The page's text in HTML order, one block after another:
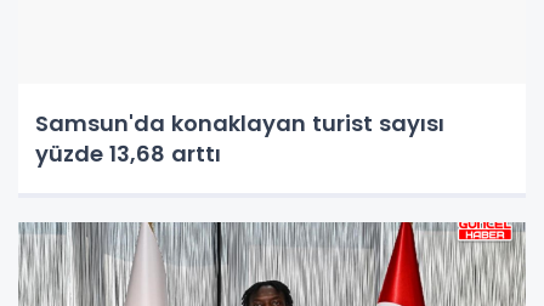
Samsun'da konaklayan turist sayısı
yüzde 13,68 arttı